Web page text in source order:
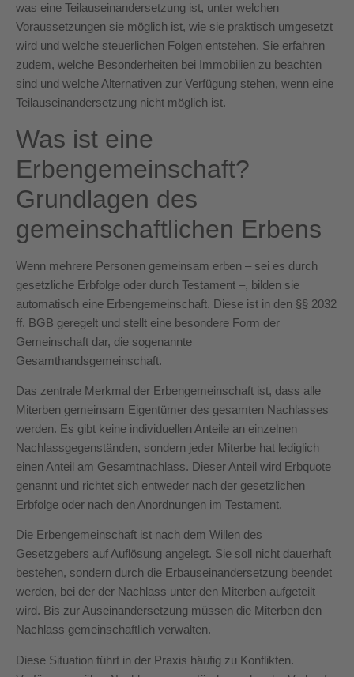
was eine Teilauseinandersetzung ist, unter welchen
Voraussetzungen sie möglich ist, wie sie praktisch umgesetzt
wird und welche steuerlichen Folgen entstehen. Sie erfahren
zudem, welche Besonderheiten bei Immobilien zu beachten
sind und welche Alternativen zur Verfügung stehen, wenn eine
Teilauseinandersetzung nicht möglich ist.
Was ist eine
Erbengemeinschaft?
Grundlagen des
gemeinschaftlichen Erbens
Wenn mehrere Personen gemeinsam erben – sei es durch
gesetzliche Erbfolge oder durch Testament –, bilden sie
automatisch eine Erbengemeinschaft. Diese ist in den §§ 2032
ff. BGB geregelt und stellt eine besondere Form der
Gemeinschaft dar, die sogenannte
Gesamthandsgemeinschaft.
Das zentrale Merkmal der Erbengemeinschaft ist, dass alle
Miterben gemeinsam Eigentümer des gesamten Nachlasses
werden. Es gibt keine individuellen Anteile an einzelnen
Nachlassgegenständen, sondern jeder Miterbe hat lediglich
einen Anteil am Gesamtnachlass. Dieser Anteil wird Erbquote
genannt und richtet sich entweder nach der gesetzlichen
Erbfolge oder nach den Anordnungen im Testament.
Die Erbengemeinschaft ist nach dem Willen des
Gesetzgebers auf Auflösung angelegt. Sie soll nicht dauerhaft
bestehen, sondern durch die Erbauseinandersetzung beendet
werden, bei der der Nachlass unter den Miterben aufgeteilt
wird. Bis zur Auseinandersetzung müssen die Miterben den
Nachlass gemeinschaftlich verwalten.
Diese Situation führt in der Praxis häufig zu Konflikten.